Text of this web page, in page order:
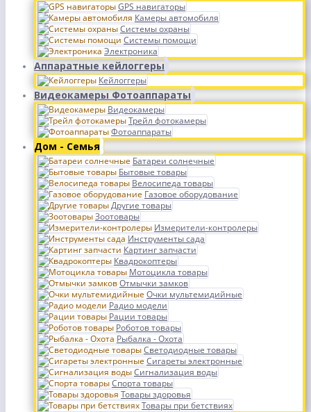
GPS навигаторы
Камеры автомобиля
Системы охраны
Системы помощи
Электроника
Аппаратные кейлоггеры
Кейлоггеры
Видеокамеры Фотоаппараты
Видеокамеры
Трейл фотокамеры
Фотоаппараты
Дом - Семья
Батареи солнечные
Бытовые товары
Велосипеда товары
Газовое оборудование
Другие товары
Зоотовары
Измерители-контролеры
Инструменты сада
Картинг запчасти
Квадрокоптеры
Мотоцикла товары
Отмычки замков
Очки мультемидийные
Радио модели
Рации товары
Роботов товары
Рыбалка - Охота
Светодиодные товары
Сигареты электронные
Сигнализация воды
Спорта товары
Товары здоровья
Товары при бетствиях